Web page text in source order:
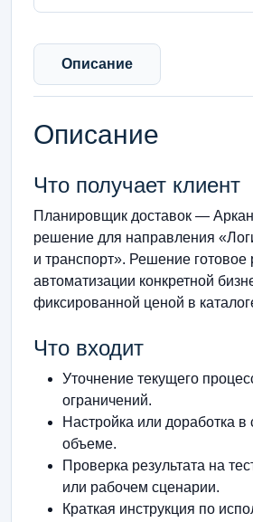
Описание
Описание
Что получает клиент
Планировщик доставок —
решение для направления
и транспорт». Решение
автоматизации конкретной
фиксированной ценой в
Что входит
Уточнение текущего
ограничений.
Настройка или доработка в
объеме.
Проверка результата на
или рабочем сценарии.
Краткая инструкция по